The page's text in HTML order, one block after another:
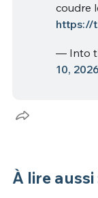
coudre
https://
— Into
10, 2026
À lire aussi